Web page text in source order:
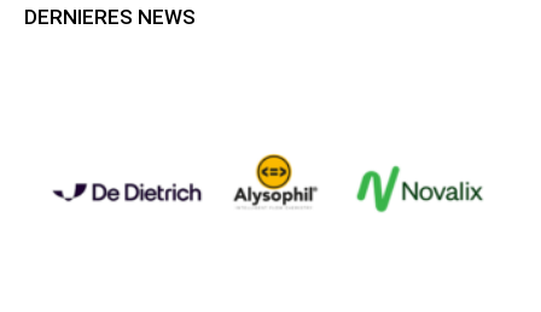
DERNIERES NEWS